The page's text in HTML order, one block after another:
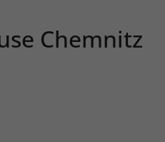
Chemnitz